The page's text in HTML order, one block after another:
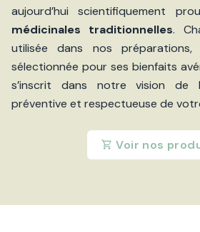
aujourd’hui scientifiquement
médicinales traditionnelles.
utilisée dans nos préparations,
sélectionnée pour ses bienfaits
s’inscrit dans notre vision de
préventive et respectueuse de
Voir nos